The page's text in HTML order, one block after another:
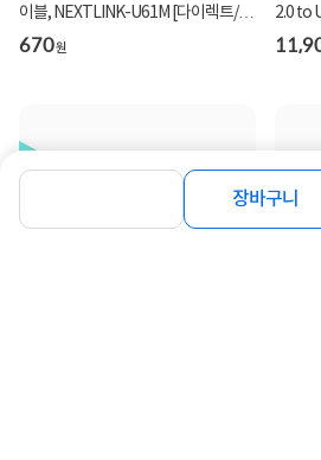
장바구니
이블, NEXTLINK-U61M [다이렉트/단
선] [그레이/1m...
670원
2.0 to
NEXT-